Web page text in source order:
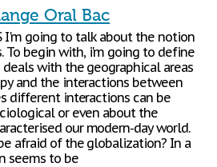
Oral Bac
I'm going to talk about the notion
To begin with, i'm going to define
with the geographical areas
and the interactions between
different interactions can be
or even about the
our modern-day world.
afraid of the globalization? In a
seems to be